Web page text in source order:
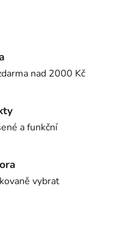
nad 2000 Kč
a funkční
vybrat